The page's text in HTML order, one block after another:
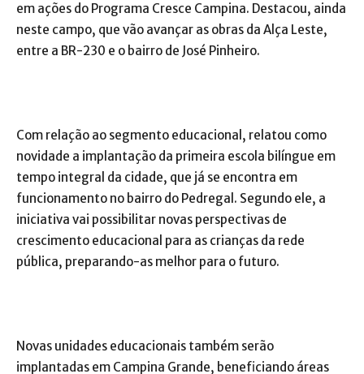
em ações do Programa Cresce Campina. Destacou, ainda
neste campo, que vão avançar as obras da Alça Leste,
entre a BR-230 e o bairro de José Pinheiro.
Com relação ao segmento educacional, relatou como
novidade a implantação da primeira escola bilíngue em
tempo integral da cidade, que já se encontra em
funcionamento no bairro do Pedregal. Segundo ele, a
iniciativa vai possibilitar novas perspectivas de
crescimento educacional para as crianças da rede
pública, preparando-as melhor para o futuro.
Novas unidades educacionais também serão
implantadas em Campina Grande, beneficiando áreas